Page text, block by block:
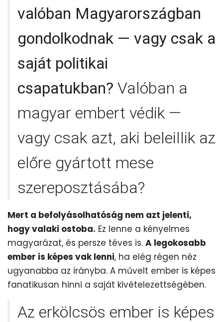
valóban Magyarországban
gondolkodnak — vagy csak a
saját politikai
csapatukban? Valóban a
magyar embert védik —
vagy csak azt, aki beleillik az
előre gyártott mese
szereposztásába?
Mert a befolyásolhatóság nem azt jelenti,
hogy valaki ostoba. Ez lenne a kényelmes
magyarázat, és persze téves is. A legokosabb
ember is képes vak lenni, ha elég régen néz
ugyanabba az irányba. A művelt ember is képes
fanatikusan hinni a saját kivételezettségében.
Az erkölcsös ember is képes